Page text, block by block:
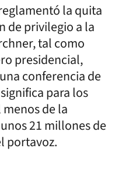
la quita
de privilegio a la
tal como
presidencial,
conferencia de
para los
de la
21 millones de
portavoz.